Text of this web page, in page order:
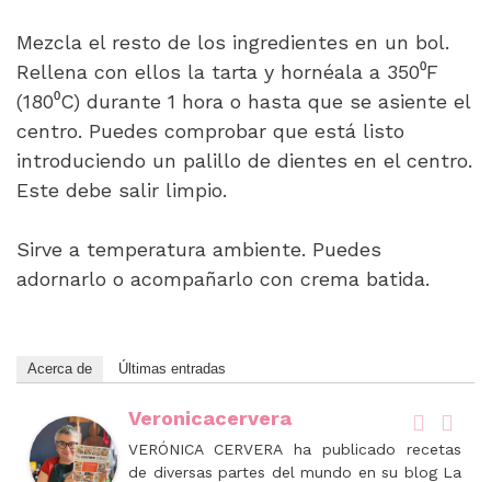
Mezcla el resto de los ingredientes en un bol.
Rellena con ellos la tarta y hornéala a 350⁰F
(180⁰C) durante 1 hora o hasta que se asiente el
centro. Puedes comprobar que está listo
introduciendo un palillo de dientes en el centro.
Este debe salir limpio.
Sirve a temperatura ambiente. Puedes
adornarlo o acompañarlo con crema batida.
Acerca de Últimas entradas
Veronicacervera
VERÓNICA CERVERA ha publicado recetas
de diversas partes del mundo en su blog La